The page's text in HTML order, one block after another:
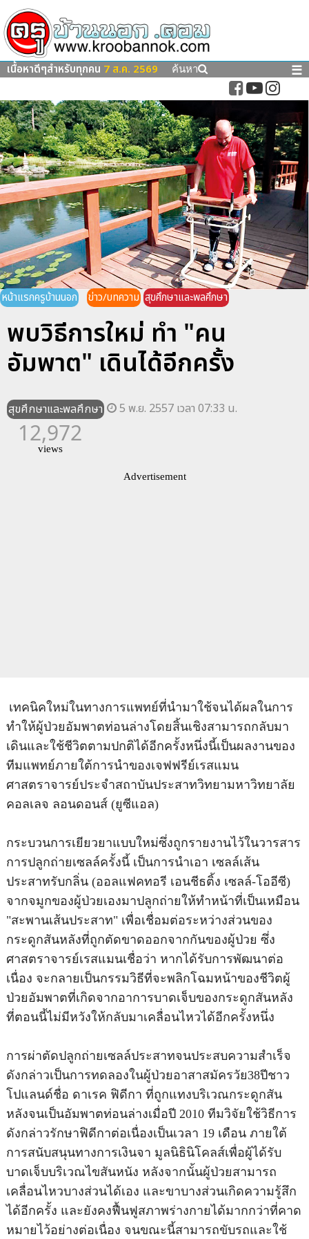
เนื้อหาดีๆสำหรับทุกคน 7 ส.ค. 2569 ค้นหา ☰
หน้าแรกครูบ้านนอก ข่าว/บทความ สุขศึกษาและพลศึกษา
พบวิธีการใหม่ ทำ "คน
อัมพาต" เดินได้อีกครั้ง
สุขศึกษาและพลศึกษา 5 พ.ย. 2557 เวลา 07:33 น.
12,972
views
Advertisement
เทคนิคใหม่ในทางการแพทย์ที่นำมาใช้จนได้ผลในการ
ทำให้ผู้ป่วยอัมพาตท่อนล่างโดยสิ้นเชิงสามารถกลับมา
เดินและใช้ชีวิตตามปกติได้อีกครั้งหนึ่งนี้เป็นผลงานของ
ทีมแพทย์ภายใต้การนำของเจฟฟรีย์เรสแมน
ศาสตราจารย์ประจำสถาบันประสาทวิทยามหาวิทยาลัย
คอลเลจ ลอนดอนส์ (ยูซีแอล)
กระบวนการเยียวยาแบบใหม่ซึ่งถูกรายงานไว้ในวารสาร
การปลูกถ่ายเซลล์ครั้งนี้ เป็นการนำเอา เซลล์เส้น
ประสาทรับกลิ่น (ออลแฟคทอรี เอนชีธติ้ง เซลล์-โออีซี)
จากจมูกของผู้ป่วยเองมาปลูกถ่ายให้ทำหน้าที่เป็นเหมือน
"สะพานเส้นประสาท" เพื่อเชื่อมต่อระหว่างส่วนของ
กระดูกสันหลังที่ถูกตัดขาดออกจากกันของผู้ป่วย ซึ่ง
ศาสตราจารย์เรสแมนเชื่อว่า หากได้รับการพัฒนาต่อ
เนื่อง จะกลายเป็นกรรมวิธีที่จะพลิกโฉมหน้าของชีวิตผู้
ป่วยอัมพาตที่เกิดจากอาการบาดเจ็บของกระดูกสันหลัง
ที่ตอนนี้ไม่มีหวังให้กลับมาเคลื่อนไหวได้อีกครั้งหนึ่ง
การผ่าตัดปลูกถ่ายเซลล์ประสาทจนประสบความสำเร็จ
ดังกล่าวเป็นการทดลองในผู้ป่วยอาสาสมัครวัย38ปีชาว
โปแลนด์ชื่อ ดาเรค ฟิดีกา ที่ถูกแทงบริเวณกระดูกสัน
หลังจนเป็นอัมพาตท่อนล่างเมื่อปี 2010 ทีมวิจัยใช้วิธีการ
ดังกล่าวรักษาฟิดีกาต่อเนื่องเป็นเวลา 19 เดือน ภายใต้
การสนับสนุนทางการเงินจา มูลนิธินิโคลส์เพื่อผู้ได้รับ
บาดเจ็บบริเวณไขสันหนัง หลังจากนั้นผู้ป่วยสามารถ
เคลื่อนไหวบางส่วนได้เอง และขาบางส่วนเกิดความรู้สึก
ได้อีกครั้ง และยังคงฟื้นฟูสภาพร่างกายได้มากกว่าที่คาด
หมายไว้อย่างต่อเนื่อง จนขณะนี้สามารถขับรถและใช้